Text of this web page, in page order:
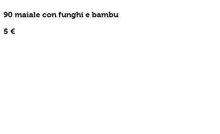
90 maiale con funghi e bambu
5 €